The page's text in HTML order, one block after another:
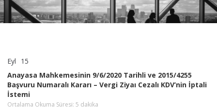
Eyl 15
9/6/2020
Tarihli
2015/4255
Anayasa Mahkemesinin 9/6/2020 Tarihli ve 2015/4255
Başvuru Numaralı Kararı – Vergi Ziyaı Cezalı KDV’nin İptali
İstemi
Ortalama Okuma Süresi: 5 dakika